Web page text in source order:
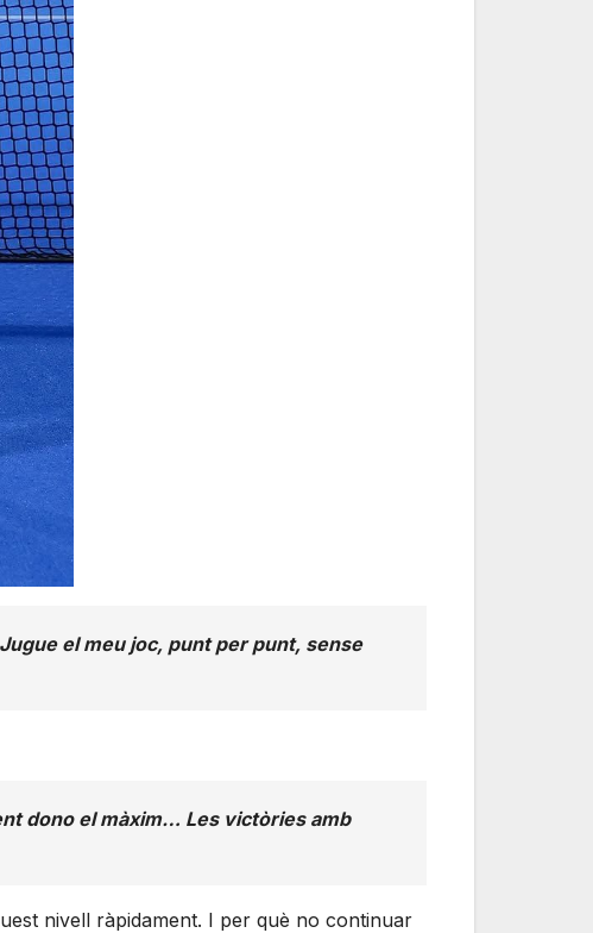
el meu joc, punt per punt, sense
dono el màxim… Les victòries amb
nivell ràpidament. I per què no continuar